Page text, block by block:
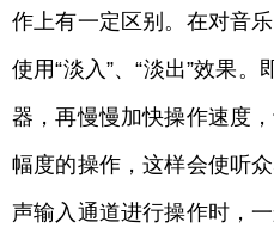
作上有一定区别。在对音
使用“淡入”、“淡出”效果
器，再慢慢加快操作速度
幅度的操作，这样会使听
声输入通道进行操作时，一